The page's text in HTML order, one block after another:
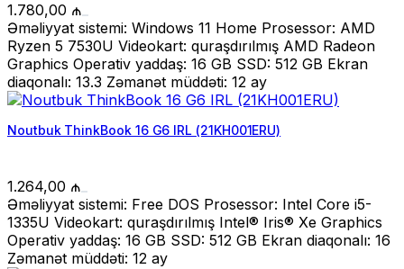
1.780,00 ₼
Əməliyyat sistemi: Windows 11 Home Prosessor: AMD
Ryzen 5 7530U Videokart: quraşdırılmış AMD Radeon
Graphics Operativ yaddaş: 16 GB SSD: 512 GB Ekran
diaqonalı: 13.3 Zəmanət müddəti: 12 ay
Noutbuk ThinkBook 16 G6 IRL (21KH001ERU)
1.264,00 ₼
Əməliyyat sistemi: Free DOS Prosessor: Intel Core i5-
1335U Videokart: quraşdırılmış Intel® Iris® Xe Graphics
Operativ yaddaş: 16 GB SSD: 512 GB Ekran diaqonalı: 16
Zəmanət müddəti: 12 ay